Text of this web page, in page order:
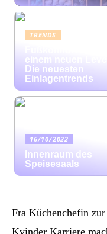
TRENDS
einem neuen Level:
Die neuesten
Einlagentrends
16/10/2022
Innenraum des
Speisesaals
Fra Küchenchefin
Kvinder Karriere